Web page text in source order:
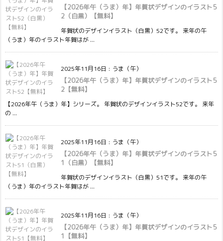
【2026年午（うま）年】年賀状デザインのイラスト5
2（白黒）【無料】
年賀状のデザインイラスト（白黒）52です。 来年の午
（うま）年のイラスト年賀はが ...
2025年11月16日 : うま（午）
【2026年午（うま）年】年賀状デザインのイラスト5
2【無料】
【2026年午（うま）年】シリーズ。 年賀状のデザインイラスト52です。 来年
の ...
2025年11月16日 : うま（午）
【2026年午（うま）年】年賀状デザインのイラスト5
1（白黒）【無料】
年賀状のデザインイラスト（白黒）51です。 来年の午
（うま）年のイラスト年賀はが ...
2025年11月16日 : うま（午）
【2026年午（うま）年】年賀状デザインのイラスト5
1【無料】